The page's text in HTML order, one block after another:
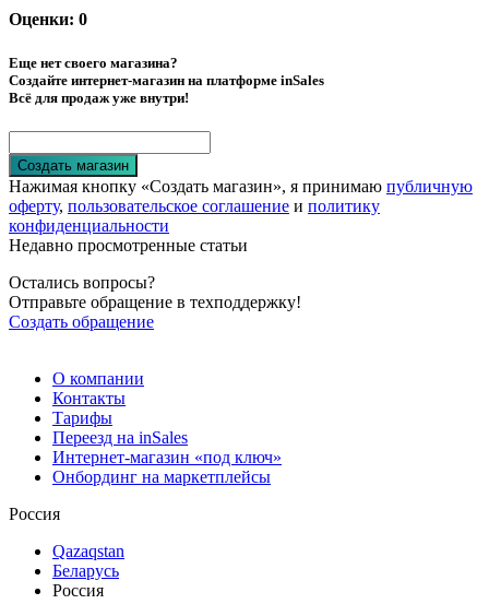
Оценки: 0
Еще нет своего магазина?
Создайте интернет-магазин на платформе inSales
Всё для продаж уже внутри!
Создать магазин
Нажимая кнопку «Создать магазин», я принимаю публичную
оферту, пользовательское соглашение и политику
конфиденциальности
Недавно просмотренные статьи
Остались вопросы?
Отправьте обращение в техподдержку!
Создать обращение
О компании
Контакты
Тарифы
Переезд на inSales
Интернет-магазин «под ключ»
Онбординг на маркетплейсы
Россия
Qazaqstan
Беларусь
Россия